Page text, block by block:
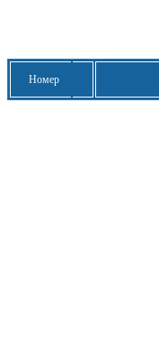
Номер